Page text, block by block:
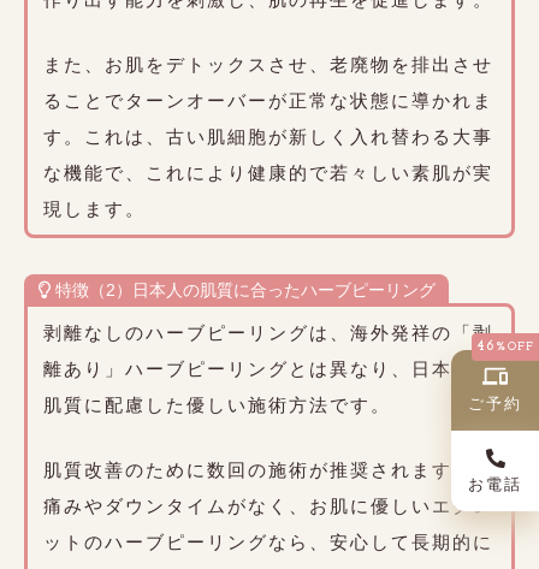
また、お肌をデトックスさせ、老廃物を排出させ
ることでターンオーバーが正常な状態に導かれま
す。これは、古い肌細胞が新しく入れ替わる大事
な機能で、これにより健康的で若々しい素肌が実
現します。
特徴（2）日本人の肌質に合ったハーブピーリング
剥離なしのハーブピーリングは、海外発祥の「剥
離あり」ハーブピーリングとは異なり、日本人の
肌質に配慮した優しい施術方法です。
肌質改善のために数回の施術が推奨されますが、
痛みやダウンタイムがなく、お肌に優しいエクレ
ットのハーブピーリングなら、安心して長期的に
46%OFF
ご予約
お電話